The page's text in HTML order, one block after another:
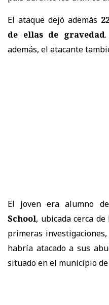
El ataque dejó además
de ellas de gravedad
además, el atacante
El joven era alumno
School, ubicada cerca
primeras
habría atacado a sus
situado en el municipio